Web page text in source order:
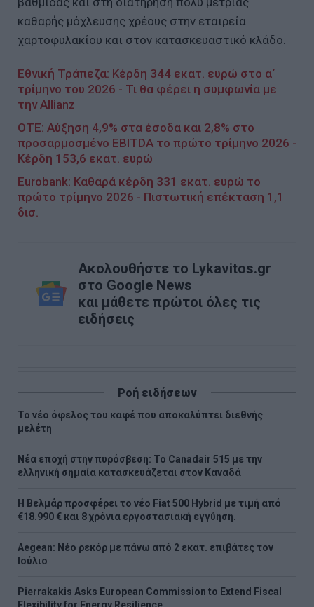
καθαρής μόχλευσης χρέους στην εταιρεία
χαρτοφυλακίου και στον κατασκευαστικό κλάδο.
Εθνική Τράπεζα: Kέρδη 344 εκατ. ευρώ στο α΄
τρίμηνο του 2026 - Τι θα φέρει η συμφωνία με
την Allianz
ΟΤΕ: Αύξηση 4,9% στα έσοδα και 2,8% στο
προσαρμοσμένο EBITDA το πρώτο τρίμηνο 2026 -
Κέρδη 153,6 εκατ. ευρώ
Eurobank: Καθαρά κέρδη 331 εκατ. ευρώ το
πρώτο τρίμηνο 2026 - Πιστωτική επέκταση 1,1
δισ.
Ακολουθήστε το Lykavitos.gr
στο Google News
και μάθετε πρώτοι όλες τις
ειδήσεις
Ροή ειδήσεων
Το νέο όφελος του καφέ που αποκαλύπτει διεθνής
μελέτη
Νέα εποχή στην πυρόσβεση: Το Canadair 515 με την
ελληνική σημαία κατασκευάζεται στον Καναδά
Η Βελμάρ προσφέρει τo νέο Fiat 500 Hybrid με τιμή από
€18.990 € και 8 χρόνια εργοστασιακή εγγύηση.
Aegean: Νέο ρεκόρ με πάνω από 2 εκατ. επιβάτες τον
Ιούλιο
Pierrakakis Asks European Commission to Extend Fiscal
Flexibility for Energy Resilience